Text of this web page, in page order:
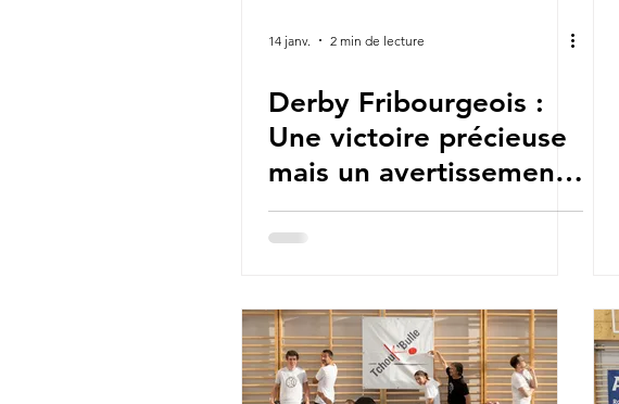
14 janv. 2 min de lecture
Derby Fribourgeois :
Une victoire précieuse
mais un avertissement
pour Tchouk’Bulle